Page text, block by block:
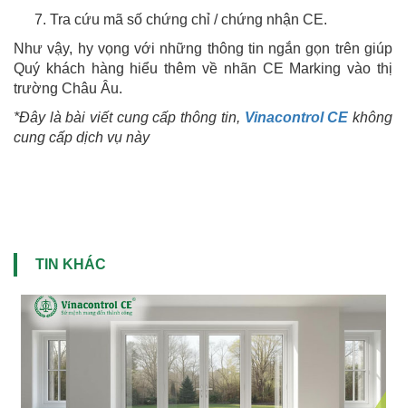
Tra cứu mã số chứng chỉ / chứng nhận CE.
Như vậy, hy vọng với những thông tin ngắn gọn trên giúp
Quý khách hàng hiểu thêm về nhãn CE Marking vào thị
trường Châu Âu.
*Đây là bài viết cung cấp thông tin, Vinacontrol CE không
cung cấp dịch vụ này
TIN KHÁC